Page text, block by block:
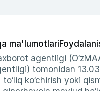
ma'lumotlari
agentligi
tomonidan
ko‘chirish yoki